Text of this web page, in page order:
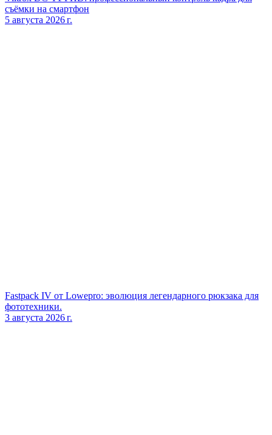
съёмки на смартфон
5 августа 2026 г.
Fastpack IV от Lowepro: эволюция легендарного рюкзака для
фототехники.
3 августа 2026 г.